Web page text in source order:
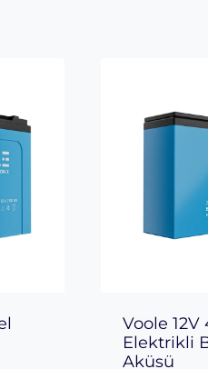
Voole 12V
Elektrikli
Aküsü